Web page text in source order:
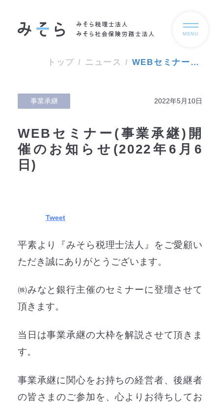
MENU
トップ / ニュース / WEBセミナー(事業承継)開催のお知らせ(2022年6月6日)
事業承継 2022年5月10日
WEBセミナー(事業承継)開
催のお知らせ(2022年6月6
日)
平素より『みそら税理士法人』をご愛顧い
ただき誠にありがとうございます。
㈱みなと銀行主催のセミナーに登壇させて
頂きます。
当日は事業承継の大枠を解説させて頂きま
す。
事業承継に関心をお持ちの経営者、後継者
の皆さまのご参加を、心よりお待ちしてお